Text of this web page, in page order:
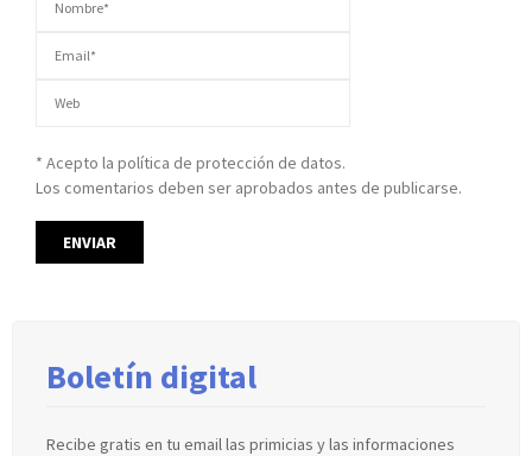
* Acepto la política de protección de datos.
Los comentarios deben ser aprobados antes de publicarse.
Boletín digital
Recibe gratis en tu email las primicias y las informaciones